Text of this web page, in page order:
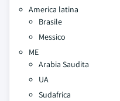
America latina
Brasile
Messico
ME
Arabia Saudita
UA
Sudafrica